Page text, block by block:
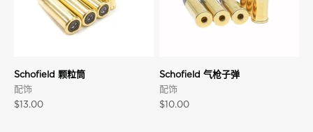
Schofield 颗粒筒
配饰
促销价格
$13.00
Schofield 气枪子弹
配饰
促销价格
$10.00